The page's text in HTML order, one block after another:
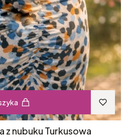
z nubuku Turkusowa